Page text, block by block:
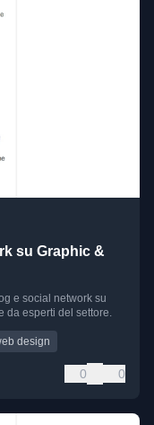
su Graphic &
e social network su
da esperti del settore.
design
0 0